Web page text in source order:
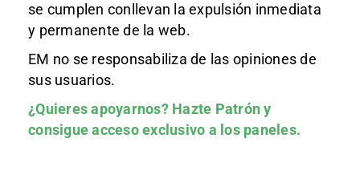
se cumplen conllevan la expulsión inmediata
y permanente de la web.
EM no se responsabiliza de las opiniones de
sus usuarios.
¿Quieres apoyarnos? Hazte Patróny
consigue acceso exclusivo a los paneles.